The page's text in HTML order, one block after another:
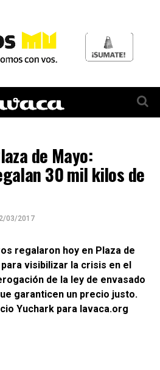
de Mayo:
30 mil kilos de
03/2017
regalaron hoy en Plaza de
visibilizar la crisis en el
de la ley de envasado
garanticen un precio justo.
Yuchark para lavaca.org